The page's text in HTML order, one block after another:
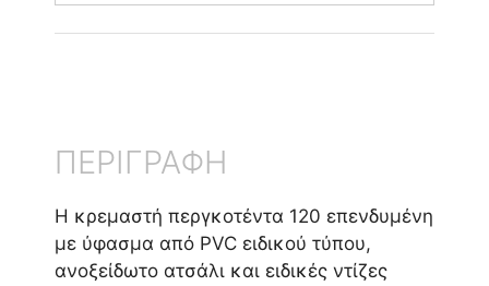
ΠΕΡΙΓΡΑΦΗ
Η κρεμαστή περγκοτέντα 120 επενδυμένη
με ύφασμα από PVC ειδικού τύπου,
ανοξείδωτο ατσάλι και ειδικές ντίζες